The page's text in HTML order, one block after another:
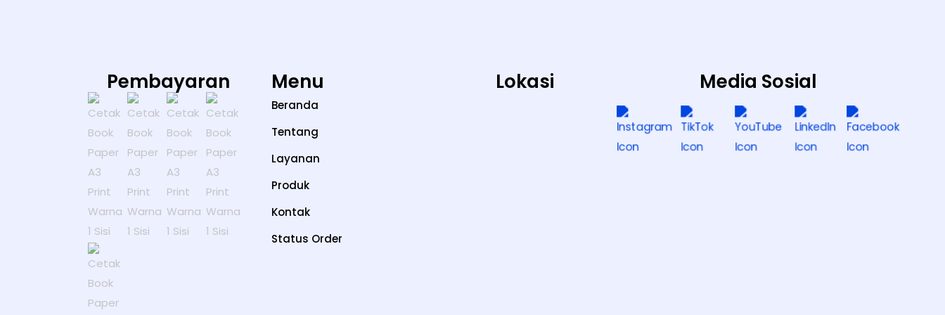
Pembayaran Menu
Beranda
Tentang
Layanan
Produk
Kontak
Status Order
Lokasi Media Sosial